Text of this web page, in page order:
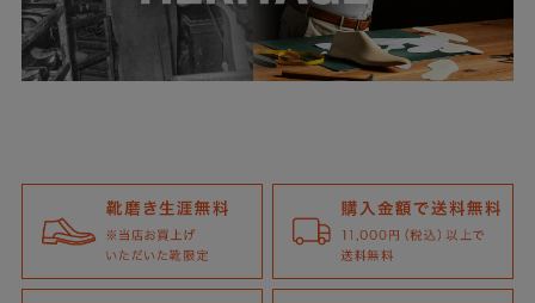
ラインステッチ ホールカット